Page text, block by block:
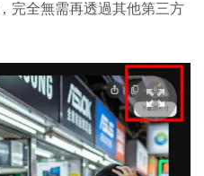
完全無需再透過其他第三方